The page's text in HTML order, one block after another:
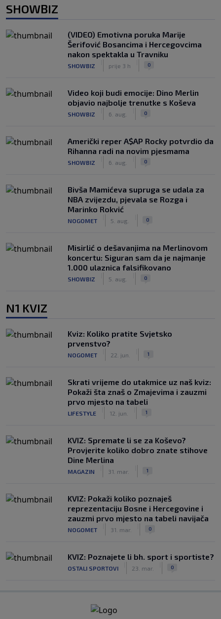
SHOWBIZ
(VIDEO) Emotivna poruka Marije
Šerifović Bosancima i Hercegovcima
nakon spektakla u Travniku
SHOWBIZ prije 3 h 0
Video koji budi emocije: Dino Merlin
objavio najbolje trenutke s Koševa
SHOWBIZ 6. aug. 0
Američki reper A$AP Rocky potvrdio da
Rihanna radi na novim pjesmama
SHOWBIZ 6. aug. 0
Bivša Mamićeva supruga se udala za
NBA zvijezdu, pjevala se Rozga i
Marinko Rokvić
NOGOMET 5. aug. 0
Misirlić o dešavanjima na Merlinovom
koncertu: Siguran sam da je najmanje
1.000 ulaznica falsifikovano
SHOWBIZ 5. aug. 0
N1 KVIZ
Kviz: Koliko pratite Svjetsko
prvenstvo?
NOGOMET 22. jun. 1
Skrati vrijeme do utakmice uz naš kviz:
Pokaži šta znaš o Zmajevima i zauzmi
prvo mjesto na tabeli
LIFESTYLE 12. jun. 1
KVIZ: Spremate li se za Koševo?
Provjerite koliko dobro znate stihove
Dine Merlina
MAGAZIN 31. mar. 1
KVIZ: Pokaži koliko poznaješ
reprezentaciju Bosne i Hercegovine i
zauzmi prvo mjesto na tabeli navijača
NOGOMET 31. mar. 0
KVIZ: Poznajete li bh. sport i sportiste?
OSTALI SPORTOVI 23. mar. 0